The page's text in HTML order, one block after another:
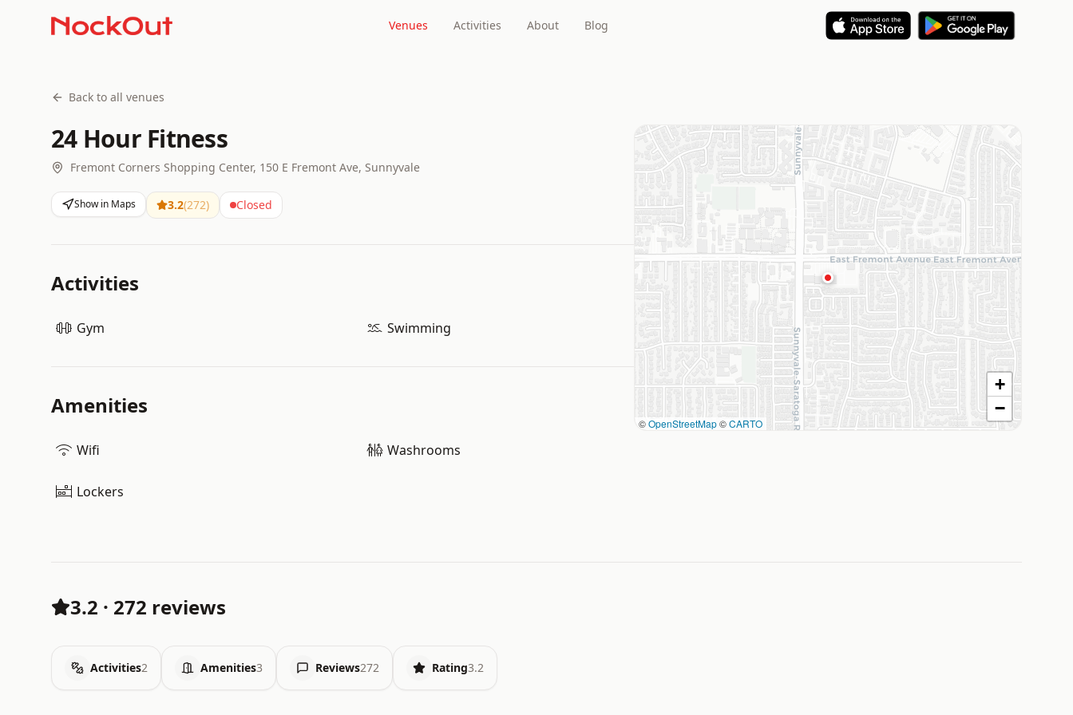
Venues Activities About Blog
Back to all venues
24 Hour Fitness
Fremont Corners Shopping Center, 150 E Fremont Ave, Sunnyvale
Show in Maps 3.2(272) Closed
Activities
Gym Swimming
Amenities
Wifi Washrooms
Lockers
©OpenStreetMap©CARTO
+
−
3.2 · 272 reviews
Activities2 Amenities3 Reviews272 Rating3.2